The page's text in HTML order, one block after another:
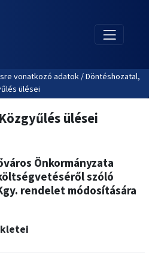
vonatkozó adatok / Döntéshozatal,
ülései
ülései
Önkormányzata
szóló
rendelet módosítására